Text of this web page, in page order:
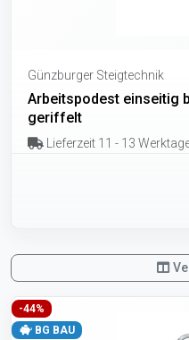
Günzburger Steigtechnik
Arbeitspodest einseitig
geriffelt
Lieferzeit 11 - 13
-44%
BG BAU